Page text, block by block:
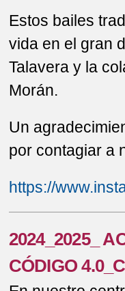
2022 ACTIVIDAD DE
2022 ACTIVIDAD
2022 ACTIVIDAD
2022 ANTONIO
2022 ACTIVIDAD
Estos bailes
vida en el gran
Talavera y la
Morán.
Un
por contagiar a
https://
2024_2025_
CÓDIGO